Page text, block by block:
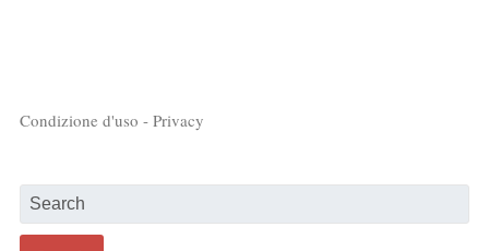
Condizione d'uso - Privacy